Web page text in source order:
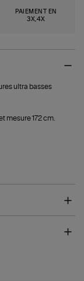
PAIEMENT EN
3X,4X
ultra basses
mesure 172 cm.